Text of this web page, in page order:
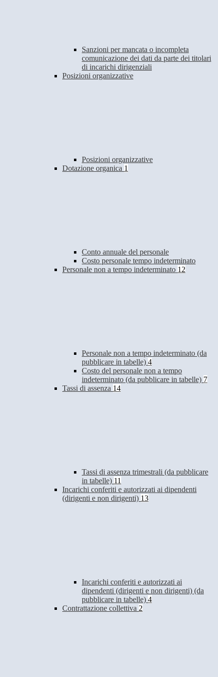
Sanzioni per mancata o incompleta
comunicazione dei dati da parte dei titolari
di incarichi dirigenziali
Posizioni organizzative
Posizioni organizzative
Dotazione organica 1
Conto annuale del personale
Costo personale tempo indeterminato
Personale non a tempo indeterminato 12
Personale non a tempo indeterminato (da
pubblicare in tabelle) 4
Costo del personale non a tempo
indeterminato (da pubblicare in tabelle) 7
Tassi di assenza 14
Tassi di assenza trimestrali (da pubblicare
in tabelle) 11
Incarichi conferiti e autorizzati ai dipendenti
(dirigenti e non dirigenti) 13
Incarichi conferiti e autorizzati ai
dipendenti (dirigenti e non dirigenti) (da
pubblicare in tabelle) 4
Contrattazione collettiva 2